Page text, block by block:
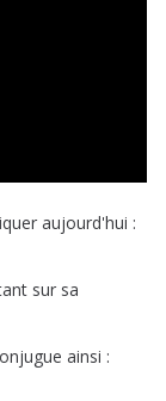
aujourd'hui :
sur sa
ainsi :